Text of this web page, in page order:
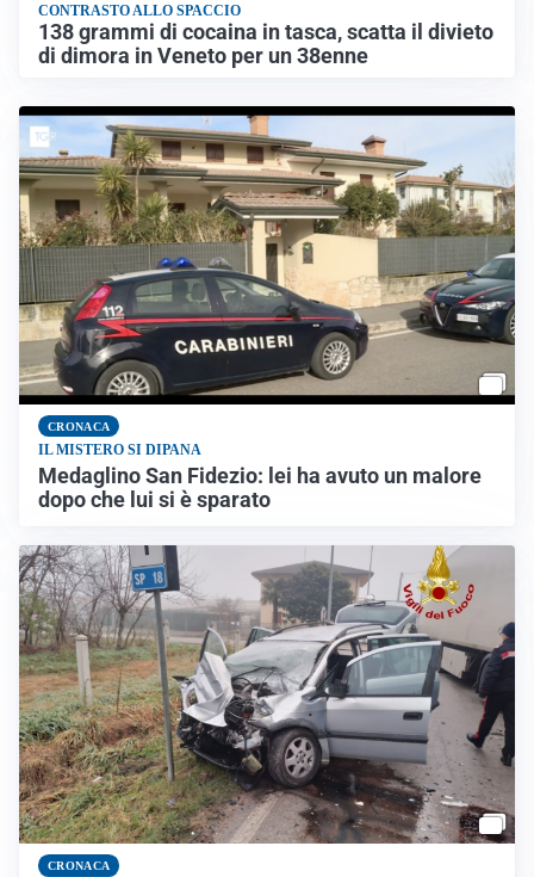
CONTRASTO ALLO SPACCIO
138 grammi di cocaina in tasca, scatta il divieto
di dimora in Veneto per un 38enne
CRONACA
IL MISTERO SI DIPANA
Medaglino San Fidezio: lei ha avuto un malore
dopo che lui si è sparato
CRONACA